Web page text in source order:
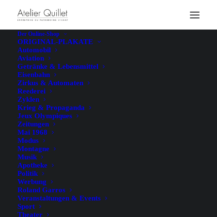
Der Online-Shop
ORIGINAL-PLAKATE
Automobil
Aviation
Getränke & Lebensmittel
Eisenbahn
Zirkus & Automaten
Reederei
Zyklen
Krieg & Propaganda
Jeux Olympiques
Zeitungen
Mai 1968
Modus
Montagne
Musik
Apotheke
Politik
Werbung
Roland Garros
Veranstaltungen & Events
Sport
Theater